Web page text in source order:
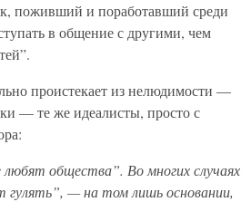
поживший и поработавший среди
в общение с другими, чем
проистекает из нелюдимости —
— те же идеалисты, просто с
общества”. Во многих случаях
гулять”, — на том лишь основании,